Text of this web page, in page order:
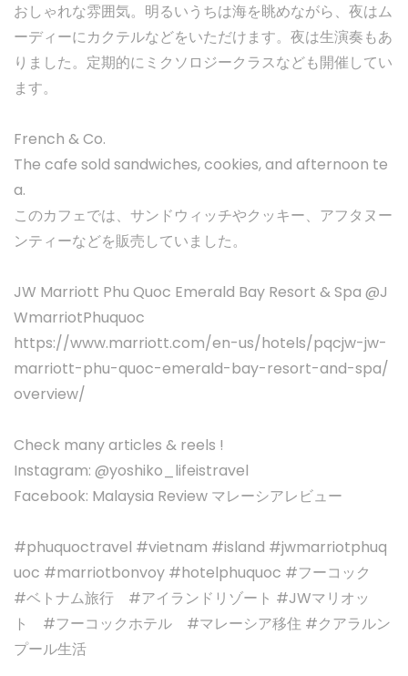
おしゃれな雰囲気。明るいうちは海を眺めながら、夜はム
ーディーにカクテルなどをいただけます。夜は生演奏もあ
りました。定期的にミクソロジークラスなども開催してい
ます。
French & Co.
The cafe sold sandwiches, cookies, and afternoon te
a.
このカフェでは、サンドウィッチやクッキー、アフタヌー
ンティーなどを販売していました。
JW Marriott Phu Quoc Emerald Bay Resort & Spa @J
WmarriotPhuquoc
https://www.marriott.com/en-us/hotels/pqcjw-jw-
marriott-phu-quoc-emerald-bay-resort-and-spa/
overview/
Check many articles & reels !
Instagram: @yoshiko_lifeistravel
Facebook: Malaysia Review マレーシアレビュー
#phuquoctravel #vietnam #island #jwmarriotphuq
uoc #marriotbonvoy #hotelphuquoc #フーコック
#ベトナム旅行 #アイランドリゾート #JWマリオッ
ト #フーコックホテル #マレーシア移住 #クアラルン
プール生活